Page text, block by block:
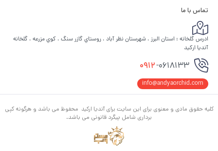
تماس با ما
ادرس گلخانه : استان البرز ، شهرستان نظر آباد ، روستاي گازر سنگ ، كوي مزرعه ، گلخانه
آنديا اركيد
0912-0618133
info@andyaorchid.com
کلیه حقوق مادی و معنوی برای این سایت برای آندیا ارکید محفوظ می باشد و هرگونه کپی
برداری شامل پیگرد قانونی می باشد.